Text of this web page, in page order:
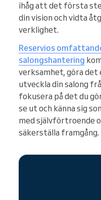
ihåg att det första
din vision och vidta
verklighet.
Reservios
salongshantering
verksamhet, göra
utveckla din salong
fokusera på det du
se ut och känna sig
med självförtroende
säkerställa framgång.